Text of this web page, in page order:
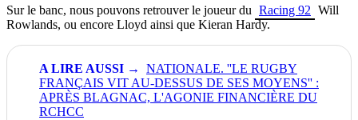
Sur le banc, nous pouvons retrouver le joueur du Racing 92 Will
Rowlands, ou encore Lloyd ainsi que Kieran Hardy.
NATIONALE. ''LE RUGBY
FRANÇAIS VIT AU-DESSUS DE SES MOYENS'' :
APRÈS BLAGNAC, L'AGONIE FINANCIÈRE DU
RCHCC